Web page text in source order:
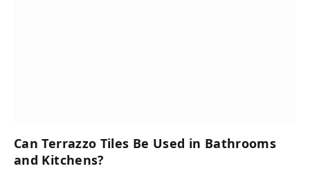
Can Terrazzo Tiles Be Used in Bathrooms
and Kitchens?